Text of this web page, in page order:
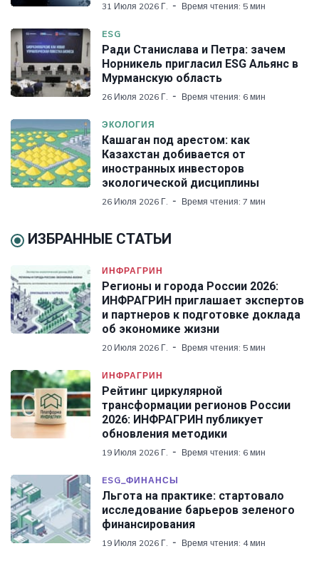
31 Июля 2026 Г. Время чтения: 5 мин
ESG
Ради Станислава и Петра: зачем
Норникель пригласил ESG Альянс в
Мурманскую область
26 Июля 2026 Г. Время чтения: 6 мин
ЭКОЛОГИЯ
Кашаган под арестом: как
Казахстан добивается от
иностранных инвесторов
экологической дисциплины
26 Июля 2026 Г. Время чтения: 7 мин
ИЗБРАННЫЕ СТАТЬИ
ИНФРАГРИН
Регионы и города России 2026:
ИНФРАГРИН приглашает экспертов
и партнеров к подготовке доклада
об экономике жизни
20 Июля 2026 Г. Время чтения: 5 мин
ИНФРАГРИН
Рейтинг циркулярной
трансформации регионов России
2026: ИНФРАГРИН публикует
обновления методики
19 Июля 2026 Г. Время чтения: 6 мин
ESG_ФИНАНСЫ
Льгота на практике: стартовало
исследование барьеров зеленого
финансирования
19 Июля 2026 Г. Время чтения: 4 мин